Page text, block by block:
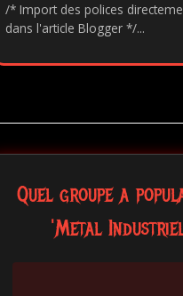
/* Import des polices
dans l'article Blogger */...
Quel groupe a
'Metal